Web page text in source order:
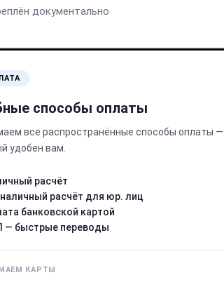
документально
способы оплаты
все распространённые способы оплаты —
удобен вам.
расчёт
расчёт для юр. лиц
банковской картой
— быстрые переводы
КАРТЫ